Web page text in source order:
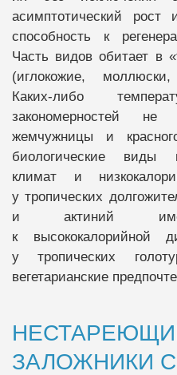
асимптотический
способность к
Часть видов обитает в
(иглокожие,
Каких-либо
закономерностей не
жемчужницы и
биологические виды
климат и
у тропических
и актиний
к
у тропических
вегетарианские
ЗАЛОЖНИКИ